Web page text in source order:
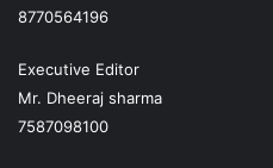
8770564196
Executive Editor
Mr. Dheeraj sharma
7587098100